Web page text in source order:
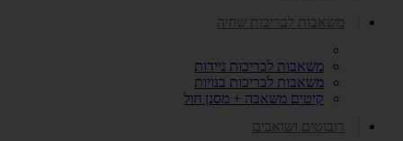
משאבות לבריכות שחיה
משאבות לבריכות ניידות
משאבות לבריכות בנויות
קיטים משאבה + מסנן חול
רובוטים ושואבים